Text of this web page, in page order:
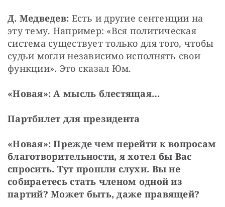
Д. Медведев: Есть и другие сентенции на
эту тему. Например: «Вся политическая
система существует только для того, чтобы
судьи могли независимо исполнять свои
функции». Это сказал Юм.
«Новая»: А мысль блестящая…
Партбилет для президента
«Новая»: Прежде чем перейти к вопросам
благотворительности, я хотел бы Вас
спросить. Тут прошли слухи. Вы не
собираетесь стать членом одной из
партий? Может быть, даже правящей?